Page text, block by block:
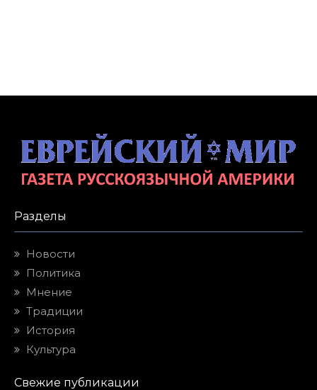
Разделы
Новости
Политика
Мнение
Традиции
История
Культура
Свежие публикации